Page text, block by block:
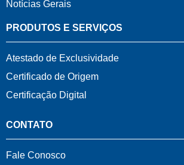
Notícias Gerais
PRODUTOS E SERVIÇOS
Atestado de Exclusividade
Certificado de Origem
Certificação Digital
CONTATO
Fale Conosco